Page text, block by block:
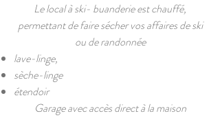
Le local à ski- buanderie est chauffé,
permettant de faire sécher vos affaires de ski
ou de randonnée
lave-linge,
sèche-linge
étendoir
Garage avec accès direct à la maison